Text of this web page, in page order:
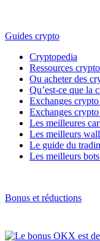
Guides crypto
Cryptopedia
Ressources
Ou acheter des
Qu’est-ce que la
Exchanges
Exchanges
Les meilleures
Les meilleurs
Le guide du
Les meilleurs
Bonus et réductions